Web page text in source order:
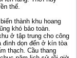
thế.
thành khu hoang
khó bảo toàn.
ở tập trung cho công
đình dọn đến ở kín tòa
thạch. Cầu thang